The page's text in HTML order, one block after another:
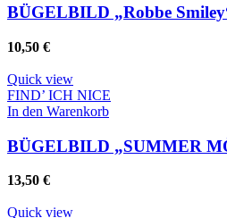
BÜGELBILD „Robbe
10,50 €
Quick view
FIND’ ICH NICE
In den Warenkorb
BÜGELBILD „SUMMER
13,50 €
Quick view